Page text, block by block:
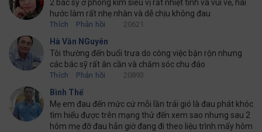
2 bác sỹ ở phòng kim siêu vị rất nhiệt tình và vui vẻ, hài
hước làm rất nhẹ nhàn và dễ chịu không đau
Thích Phản hồi 20621
Hà Văn NGuyên
Tôi thường đến buổi trưa do công việc bận rộn nhưng
các bác sỹ rất ân cần và chăm sóc chu đáo
Thích Phản hồi 20893
Bình Thế
Mẹ em đau đến mức cứ mỗi lần trái gió là đau phát khóc
tìm hiểu được trên mạng thử đến xem sao nhưng sau 2
hôm mẹ đỡ đau hẳn giờ đang đi theo liệu trình mấy hôm